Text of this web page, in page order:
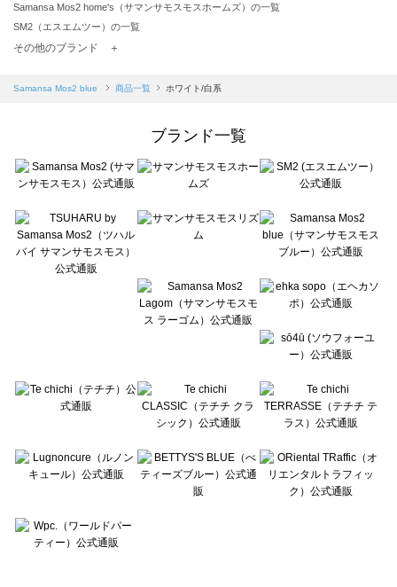
Samansa Mos2 home's（サマンサモスモスホームズ）の一覧
SM2（エスエムツー）の一覧
TSUHARU by Samansa Mos2（ツハルバイサマンサモスモス）の一覧
Samansa Mos2 blue（サマンサモスモス ブルー）の一覧
Te chichi（テチチ）の一覧
Te chichi CLASSIC（テチチ クラシック）の一覧
Lugnoncure（ルノンキュール）の一覧
BETTY'S BLUE（べティーズブルー）の一覧
Wpc.（ワールドパーティー）の一覧
その他のブランド ＋
Samansa Mos2 blue 商品一覧 ホワイト/白系
ブランド一覧